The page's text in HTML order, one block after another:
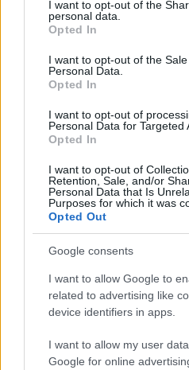
not limited to your visit or usage
grant or deny consent to
use your data for below
consent section.
I want to opt-out of the
personal data.
Opted In
I want to opt-out of the
Personal Data.
Opted In
I want to opt-out of
Personal Data for Targeted
Opted In
I want to opt-out of
Retention, Sale, and/or
Personal Data that Is
Purposes for which it was
Opted Out
Google consents
I want to allow Google to
related to advertising like
device identifiers in apps.
I want to allow my user
Google for online
Meccs Center
United